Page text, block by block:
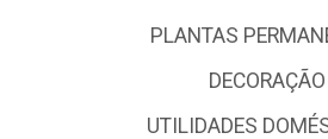
PLANTAS
DECORAÇÃO
UTILIDADES